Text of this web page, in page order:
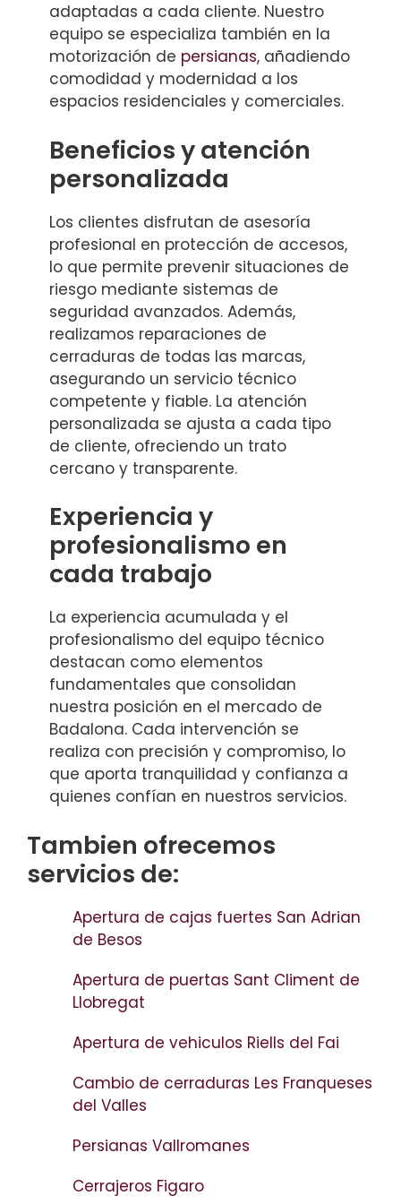
adaptadas a cada cliente. Nuestro
equipo se especializa también en la
motorización de persianas, añadiendo
comodidad y modernidad a los
espacios residenciales y comerciales.
Beneficios y atención
personalizada
Los clientes disfrutan de asesoría
profesional en protección de accesos,
lo que permite prevenir situaciones de
riesgo mediante sistemas de
seguridad avanzados. Además,
realizamos reparaciones de
cerraduras de todas las marcas,
asegurando un servicio técnico
competente y fiable. La atención
personalizada se ajusta a cada tipo
de cliente, ofreciendo un trato
cercano y transparente.
Experiencia y
profesionalismo en
cada trabajo
La experiencia acumulada y el
profesionalismo del equipo técnico
destacan como elementos
fundamentales que consolidan
nuestra posición en el mercado de
Badalona. Cada intervención se
realiza con precisión y compromiso, lo
que aporta tranquilidad y confianza a
quienes confían en nuestros servicios.
Tambien ofrecemos
servicios de:
Apertura de cajas fuertes San Adrian
de Besos
Apertura de puertas Sant Climent de
Llobregat
Apertura de vehiculos Riells del Fai
Cambio de cerraduras Les Franqueses
del Valles
Persianas Vallromanes
Cerrajeros Figaro